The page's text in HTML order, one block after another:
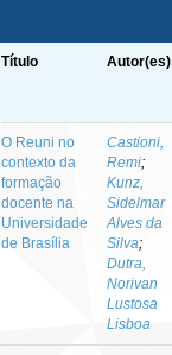
Título Autor(es)
O Reuni no
contexto da
formação
docente na
Universidade
de Brasília
Castioni,
Remi;
Kunz,
Sidelmar
Alves da
Silva;
Dutra,
Norivan
Lustosa
Lisboa